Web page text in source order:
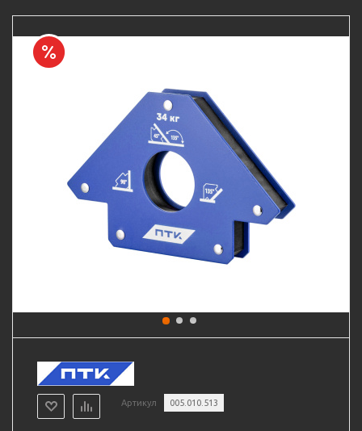
Артикул 005.010.513